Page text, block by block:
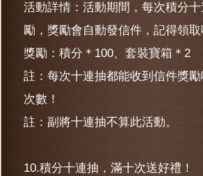
活動詳情：活動期間，每次積分
勵，獎勵會自動發信件，記得領取
獎勵：積分＊100、套裝寶箱＊2
註：每次十連抽都能收到信件獎
次數！
註：副將十連抽不算此活動。
10.積分十連抽，滿十次送好禮！